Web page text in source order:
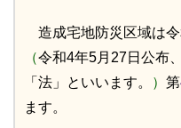
造成宅地防災区域は
（令和4年5月27日公布
「法」といいます。
） 第
ます。